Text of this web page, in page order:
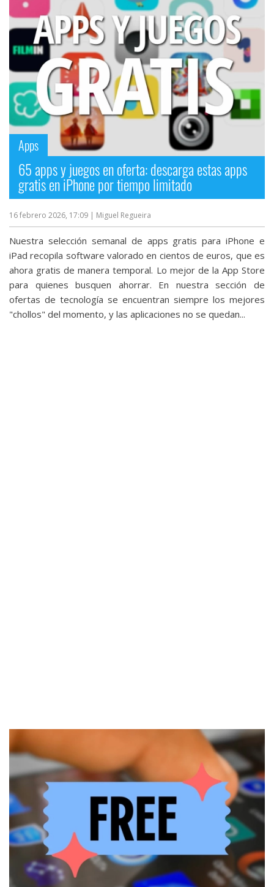
Apps
65 apps y juegos en oferta: descarga estas apps
gratis en iPhone por tiempo limitado
16 febrero 2026, 17:09 | Miguel Regueira
Nuestra selección semanal de apps gratis para iPhone e
iPad recopila software valorado en cientos de euros, que es
ahora gratis de manera temporal. Lo mejor de la App Store
para quienes busquen ahorrar. En nuestra sección de
ofertas de tecnología se encuentran siempre los mejores
"chollos" del momento, y las aplicaciones no se quedan...